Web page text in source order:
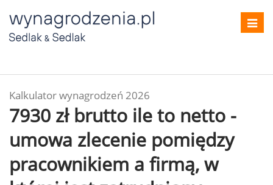
Kalkulator wynagrodzeń 2026
7930 zł brutto ile to netto -
umowa zlecenie pomiędzy
pracownikiem a firmą, w